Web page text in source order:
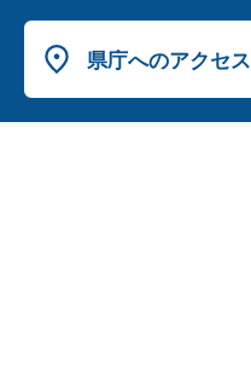
県庁へのアクセス